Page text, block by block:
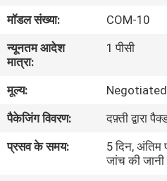
में
कारखाना
भ्रमण
गुणवत्ता
मॉडल संख्या:
COM-10
न्यूनतम आदेश
मात्रा:
1 पीसी
मूल्य:
Negotiated
पैकेजिंग विवरण:
दफ़्ती द्वारा
प्रसव के समय:
5 दिन,
जांच की जानी